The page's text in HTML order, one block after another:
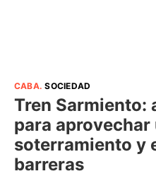
CABA.SOCIEDAD
Tren Sarmiento:
para aprovechar
soterramiento y
barreras